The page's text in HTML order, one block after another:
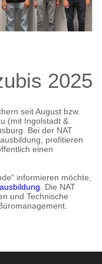
2025
seit August bzw.
(mit Ingolstadt &
Bei der NAT
profitieren
einen
informieren möchte,
. Die NAT
und Technische